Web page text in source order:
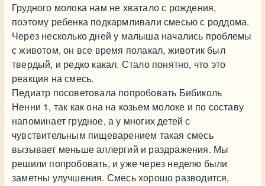
Грудного молока нам не хватало с рождения,
поэтому ребенка подкармливали смесью с роддома.
Через несколько дней у малыша начались проблемы
с животом, он все время полакал, животик был
твердый, и редко какал. Стало понятно, что это
реакция на смесь.
Педиатр посоветовала попробовать Бибиколь
Ненни 1, так как она на козьем молоке и по составу
напоминает грудное, а у многих детей с
чувствительным пищеварением такая смесь
вызывает меньше аллергий и раздражения. Мы
решили попробовать, и уже через неделю были
заметны улучшения. Смесь хорошо разводится,